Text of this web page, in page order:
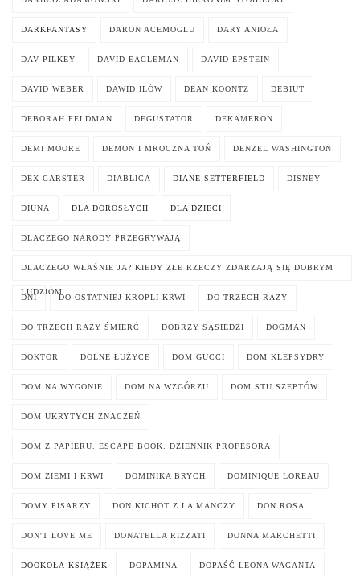
DARKFANTASY DARON ACEMOGLU DARY ANIOŁA
DAV PILKEY DAVID EAGLEMAN DAVID EPSTEIN
DAVID WEBER DAWID ILÓW DEAN KOONTZ DEBIUT
DEBORAH FELDMAN DEGUSTATOR DEKAMERON
DEMI MOORE DEMON I MROCZNA TOŃ DENZEL WASHINGTON
DEX CARSTER DIABLICA DIANE SETTERFIELD DISNEY
DIUNA DLA DOROSŁYCH DLA DZIECI
DLACZEGO NARODY PRZEGRYWAJĄ
DLACZEGO WŁAŚNIE JA? KIEDY ZŁE RZECZY ZDARZAJĄ SIĘ DOBRYM
LUDZIOM
DNI DO OSTATNIEJ KROPLI KRWI DO TRZECH RAZY
DO TRZECH RAZY ŚMIERĆ DOBRZY SĄSIEDZI DOGMAN
DOKTOR DOLNE ŁUŻYCE DOM GUCCI DOM KLEPSYDRY
DOM NA WYGONIE DOM NA WZGÓRZU DOM STU SZEPTÓW
DOM UKRYTYCH ZNACZEŃ
DOM Z PAPIERU. ESCAPE BOOK. DZIENNIK PROFESORA
DOM ZIEMI I KRWI DOMINIKA BRYCH DOMINIQUE LOREAU
DOMY PISARZY DON KICHOT Z LA MANCZY DON ROSA
DON'T LOVE ME DONATELLA RIZZATI DONNA MARCHETTI
DOOKOŁA-KSIĄŻEK DOPAMINA DOPAŚĆ LEONA WAGANTA